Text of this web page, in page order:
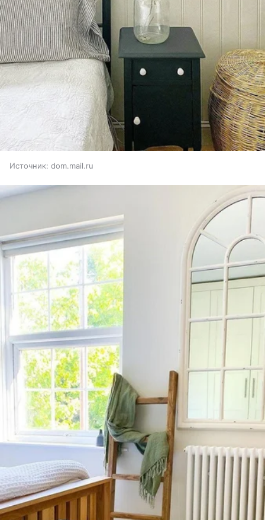
Источник: dom.mail.ru